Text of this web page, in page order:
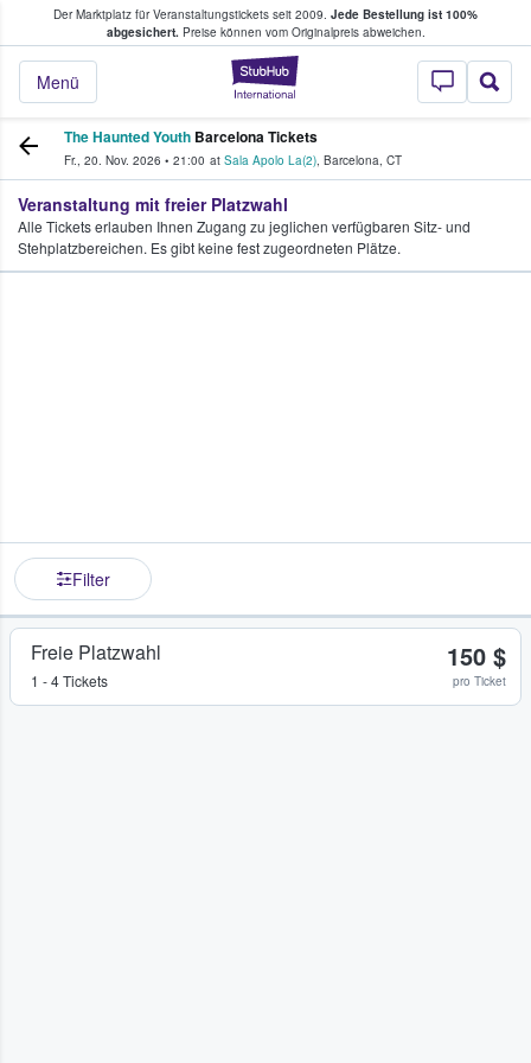
Der Marktplatz für Veranstaltungstickets seit 2009. Jede Bestellung ist 100%
abgesichert.Preise können vom Originalpreis abweichen.
StubHub - Wo
Menü
Tickets kaufen & verkaufen
The Haunted Youth Barcelona Tickets
Fr., 20. Nov. 2026 • 21:00 at Sala Apolo La(2), Barcelona, CT
Veranstaltung mit freier Platzwahl
Alle Tickets erlauben Ihnen Zugang zu jeglichen verfügbaren Sitz- und
Stehplatzbereichen. Es gibt keine fest zugeordneten Plätze.
Filter
Freie Platzwahl
1 - 4 Tickets
150 $
pro Ticket